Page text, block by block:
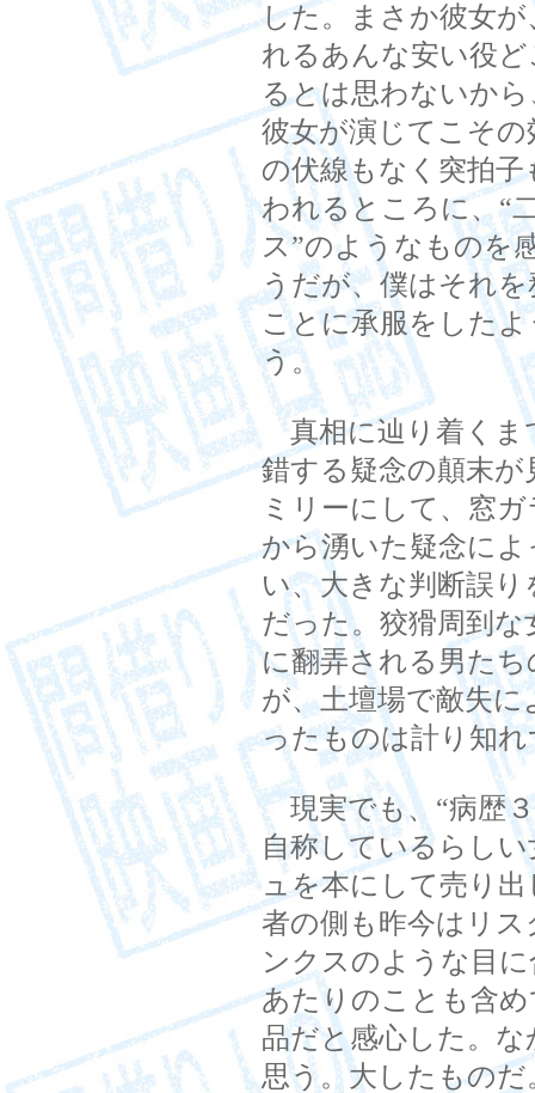
した。まさか彼女
れるあんな安い役
るとは思わないか
彼女が演じてこそ
の伏線もなく突拍
われるところに、“
ス”のようなものを
うだが、僕はそれ
ことに承服をした
う。
真相に辿り着くま
錯する疑念の顛末
ミリーにして、窓
から湧いた疑念に
い、大きな判断誤
だった。狡猾周到
に翻弄される男た
が、土壇場で敵失
ったものは計り知
現実でも、“病歴
自称しているらし
ュを本にして売り
者の側も昨今はリ
ンクスのような目
あたりのことも含
品だと感心した。
思う。大したものだ